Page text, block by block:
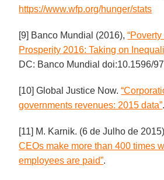
https://www.wfp.org/hunger/stats
[9] Banco Mundial (2016),
Prosperity 2016: Taking on
DC: Banco Mundial doi:10.1596/
[10] Global Justice Now.
governments revenues: 2015 data”.
[11] M. Karnik. (6 de Julho de
CEOs make more than 400 times
employees are paid”.